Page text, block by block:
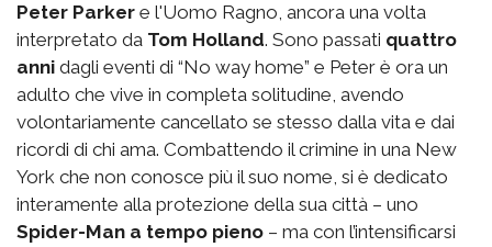
Peter Parker e l'Uomo Ragno, ancora una volta
interpretato da Tom Holland. Sono passati quattro
anni dagli eventi di “No way home” e Peter è ora un
adulto che vive in completa solitudine, avendo
volontariamente cancellato se stesso dalla vita e dai
ricordi di chi ama. Combattendo il crimine in una New
York che non conosce più il suo nome, si è dedicato
interamente alla protezione della sua città – uno
Spider-Man a tempo pieno – ma con l’intensificarsi